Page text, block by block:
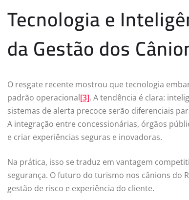
Tecnologia e
da Gestão dos
O resgate recente mostrou que tecnologia
padrão operacional[3]. A tendência é clara:
sistemas de alerta precoce serão diferenciais
A integração entre concessionárias, órgãos
e criar experiências seguras e inovadoras.
Na prática, isso se traduz em vantagem
segurança. O futuro do turismo nos cânions do
gestão de risco e experiência do cliente.